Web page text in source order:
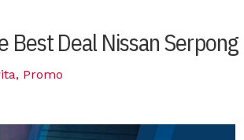
Best Deal Nissan Serpong
, Promo